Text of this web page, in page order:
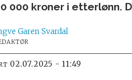
000 kroner i etterlønn.
Garen Svardal
02.07.2025 - 11:49